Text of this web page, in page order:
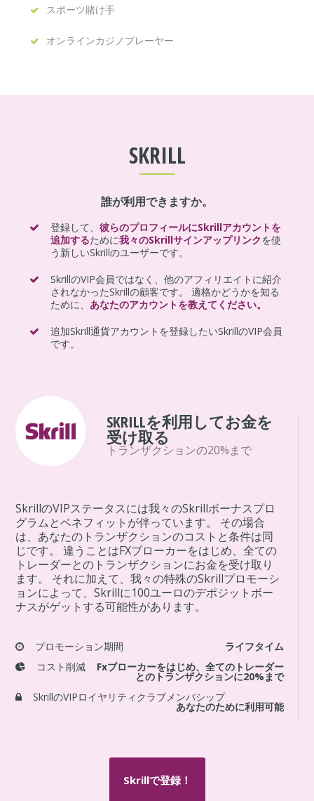
スポーツ賭け手
オンラインカジノプレーヤー
SKRILL
誰が利用できますか。
登録して、彼らのプロフィールにSkrillアカウントを
追加するために我々のSkrillサインアップリンクを使
う新しいSkrillのユーザーです。
SkrillのVIP会員ではなく、他のアフィリエイトに紹介
されなかったSkrillの顧客です。 適格かどうかを知る
ために、 あなたのアカウントを教えてください。
追加Skrill通貨アカウントを登録したいSkrillのVIP会員
です。
SKRILLを利用してお金を
受け取る
トランザクションの20%まで
SkrillのVIPステータスには我々のSkrillボーナスプロ
グラムとベネフィットが伴っています。 その場合
は、あなたのトランザクションのコストと条件は同
じです。 違うことはFXブローカーをはじめ、全ての
トレーダーとのトランザクションにお金を受け取り
ます。 それに加えて、我々の特殊のSkrillプロモーシ
ョンによって、Skrillに100ユーロのデポジットボー
ナスがゲットする可能性があります。
プロモーション期間
ライフタイム
コスト削減
Fxブローカーをはじめ、全てのトレーダー
とのトランザクションに20%まで
SkrillのVIPロイヤリティクラブメンバシップ
あなたのために利用可能
Skrillで登録！